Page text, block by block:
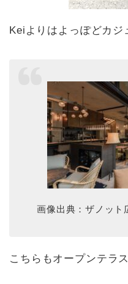
Keiよりはよっぽどカジ
画像出典：ザノット
こちらもオープンテラ